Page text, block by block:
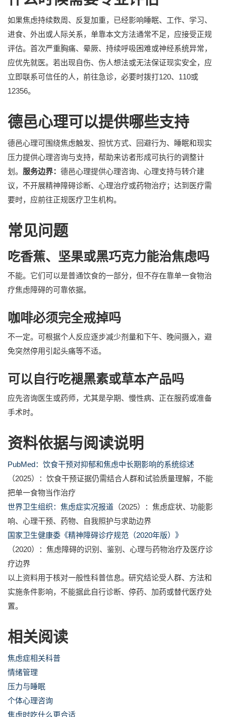
如果焦虑持续数周、反复加重，已经影响睡眠、工作、学习、
进食、外出或人际关系，单靠本文方法通常不足，应接受正规
评估。首次严重胸痛、晕厥、持续呼吸困难或神经系统异常，
应优先就医。若出现自伤、伤人想法或无法保证现实安全，应
立即联系可信任的人，前往急诊，必要时拨打120、110或
12356。
德邑心理可以提供哪些支持
德邑心理可围绕焦虑触发、担忧方式、回避行为、睡眠和现实
压力提供心理咨询与支持，帮助来访者形成可执行的调整计
划。 服务边界： 德邑心理提供心理咨询、心理支持与转介建
议，不开展精神障碍诊断、心理治疗或药物治疗；达到医疗需
要时，应前往正规医疗卫生机构。
常见问题
吃香蕉、坚果或黑巧克力能治焦虑吗
不能。它们可以是普通饮食的一部分，但不存在靠单一食物治
疗焦虑障碍的可靠依据。
咖啡必须完全戒掉吗
不一定。可根据个人反应逐步减少剂量和下午、晚间摄入，避
免突然停用引起头痛等不适。
可以自行吃褪黑素或草本产品吗
应先咨询医生或药师，尤其是孕期、慢性病、正在服药或准备
手术时。
资料依据与阅读说明
PubMed：饮食干预对抑郁和焦虑中长期影响的系统综述
（2025）：饮食干预证据仍需结合人群和试验质量理解，不能
把单一食物当作治疗
世界卫生组织：焦虑症实况报道 （2025）：焦虑症状、功能影
响、心理干预、药物、自我照护与求助边界
国家卫生健康委《精神障碍诊疗规范（2020年版）》
（2020）：焦虑障碍的识别、鉴别、心理与药物治疗及医疗诊
疗边界
以上资料用于核对一般性科普信息。研究结论受人群、方法和
实施条件影响，不能据此自行诊断、停药、加药或替代医疗处
置。
相关阅读
焦虑症相关科普
情绪管理
压力与睡眠
个体心理咨询
焦虑时吃什么更合适